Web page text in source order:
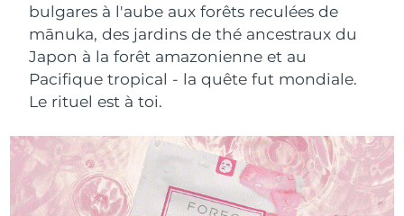
bulgares à l'aube aux forêts reculées de
mānuka, des jardins de thé ancestraux du
Japon à la forêt amazonienne et au
Pacifique tropical - la quête fut mondiale.
Le rituel est à toi.
LUNA™ 4 Plus
Massage, LED heating
LUNA™ 4 Men
For men, anti-aging massage
BEAR™ 2 go
Microcurrent toning on-the-go
BEAR™ 2 eyes & lips
Microcurrent line smoothing device
Hydratation
UFO™ 3 coffret
Deep facial hydration
UFO™ 3 LED
Near-infrared and red light therapy
device
Soin bucco-dentaire
issa™ 4
Hybrid silicone sonic toothbrush
issa™ 4 plus
Smart hybrid silicone sonic toothbrush
FAQ™ TRAITEMENT ANTI-ÂGE
Anti-âge Traitements LED
Bosnie-Herzégovine Livraison estimée8/13/26
Brunei Livraison estimée
Bulgarie
Canada Livraison estimée8/14/26
Chili Livraison estimée8/14/26